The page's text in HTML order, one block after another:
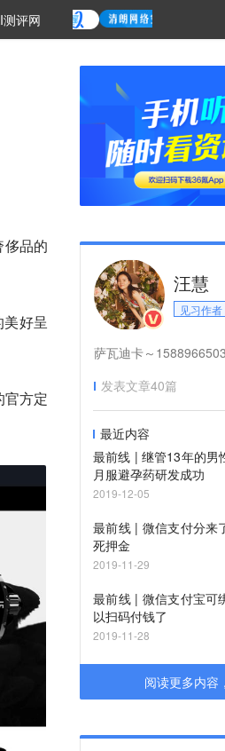
测评网
品的
好呈
官方定
汪慧
见习作者
萨瓦迪卡～
发表文章40篇
最近内容
最前线 | 继管13年的男
月服避孕药研发成功
2019-12-05
最前线 | 微信支付分来
死押金
2019-11-29
最前线 | 微信支付宝可
以扫码付钱了
2019-11-28
阅读更多内容